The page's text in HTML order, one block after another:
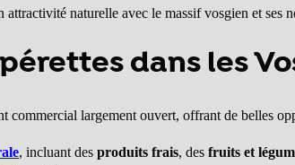
naturelle avec le massif vosgien et ses
dans les
commercial largement ouvert, offrant de belles
, incluant des produits frais, des fruits et